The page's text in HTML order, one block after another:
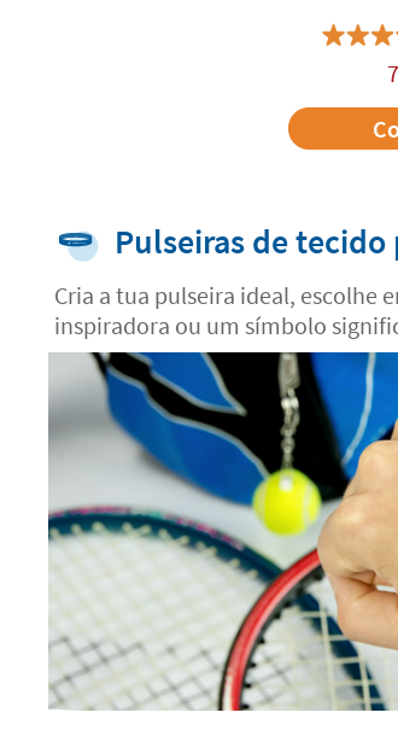
Pulseiras de
Cria a tua pulseira ideal, escolhe
inspiradora ou um símbolo